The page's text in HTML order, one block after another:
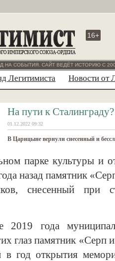
16+
НА СОБЫТИЯ. САЙТ ВЕДЁТ ИСТОРИЮ С
Легитимиста Новости от
На пути к Сталинграду?
01.12.2022 09:32
В Царицыне вернули снесенный и
парке культуры и
назад памятник
снесенный при
года
глаз памятник «Серп
год открытия